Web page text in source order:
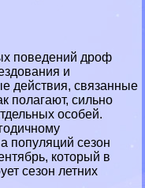
поведений дроф
и
действия, связанные
полагают, сильно
особей.
популяций сезон
который в
сезон летних